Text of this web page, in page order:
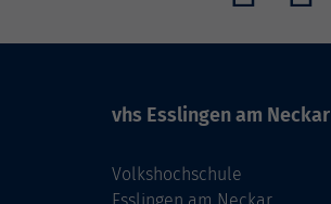
vhs Esslingen am Neckar
Volkshochschule